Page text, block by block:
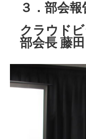
３．部会報
クラウド
部会長 藤